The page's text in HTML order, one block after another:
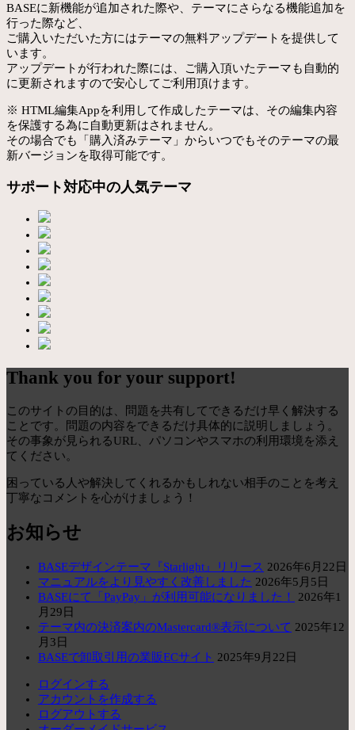
BASEに新機能が追加された際や、テーマにさらなる機能追加を
行った際など、
ご購入いただいた方にはテーマの無料アップデートを提供して
います。
アップデートが行われた際には、ご購入頂いたテーマも自動的
に更新されますので安心してご利用頂けます。
※ HTML編集Appを利用して作成したテーマは、その編集内容
を保護する為に自動更新はされません。
その場合でも「購入済みテーマ」からいつでもそのテーマの最
新バージョンを取得可能です。
サポート対応中の人気テーマ
Thank you for your support!
このサイトの目的は、問題を共有してできるだけ早く解決する
ことです。問題の内容をできるだけ具体的に説明しましょう。
その事象が見られるURL、パソコンやスマホの利用環境を添え
てください。
困っている人や解決してくれるかもしれない相手のことを考え
丁寧なコメントを心がけましょう！
お知らせ
BASEデザインテーマ『Starlight』リリース 2026年6月22日
マニュアルをより見やすく改善しました 2026年5月5日
BASEにて「PayPay」が利用可能になりました！
2026年1
月29日
テーマ内の決済案内のMastercard®表示について 2025年12
月3日
BASEで卸取引用の業販ECサイト 2025年9月22日
ログインする
アカウントを作成する
ログアウトする